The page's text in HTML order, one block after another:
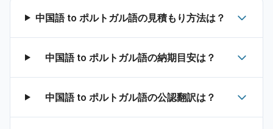
中国語 to ポルトガル語の見積もり方法は？
中国語 to ポルトガル語の納期目安は？
中国語 to ポルトガル語の公認翻訳は？